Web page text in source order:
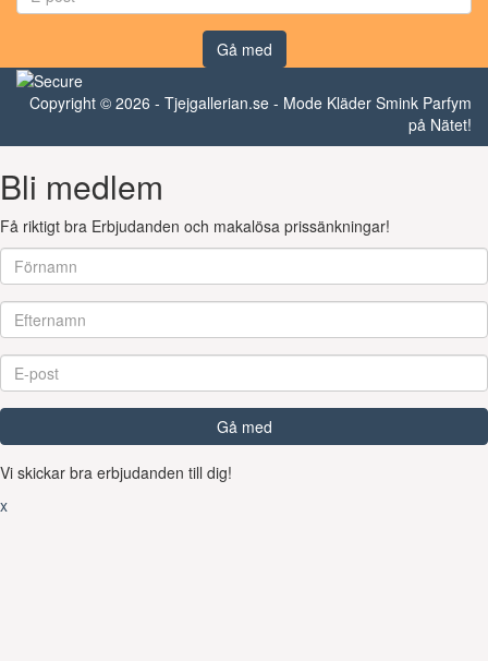
Gå med
Copyright © 2026 - Tjejgallerian.se - Mode Kläder Smink Parfym
på Nätet!
Bli medlem
Få riktigt bra Erbjudanden och makalösa prissänkningar!
Gå med
Vi skickar bra erbjudanden till dig!
x